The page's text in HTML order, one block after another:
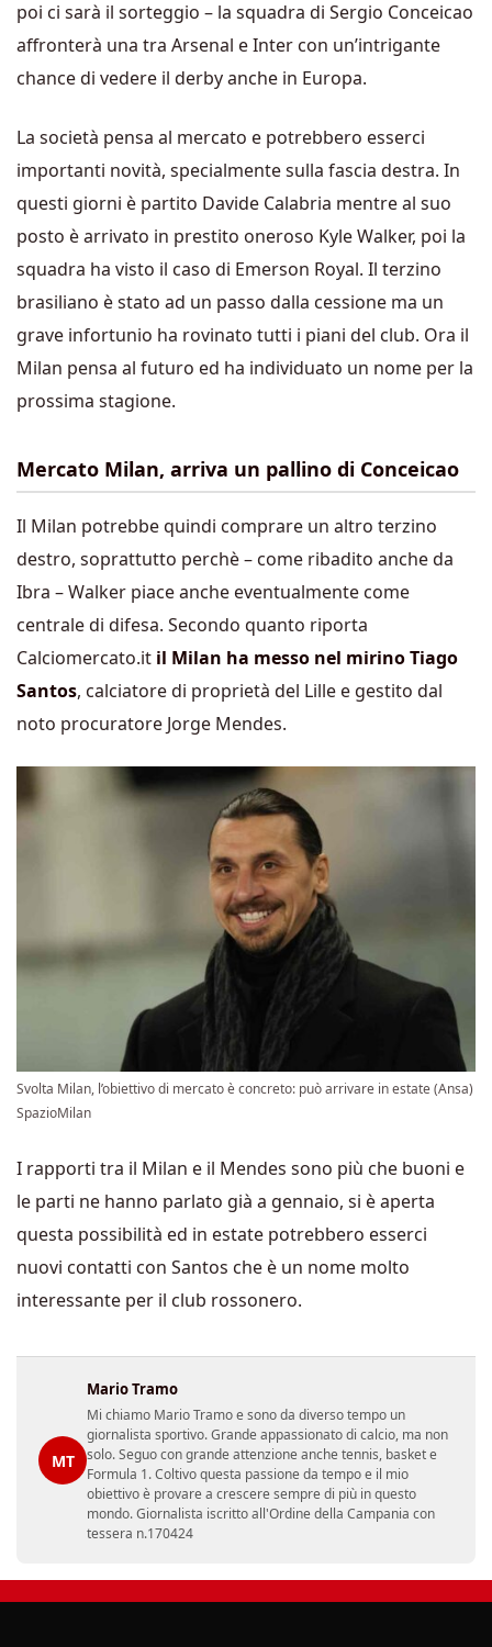
poi ci sarà il sorteggio – la squadra di Sergio Conceicao
affronterà una tra Arsenal e Inter con un’intrigante
chance di vedere il derby anche in Europa.
La società pensa al mercato e potrebbero esserci
importanti novità, specialmente sulla fascia destra. In
questi giorni è partito Davide Calabria mentre al suo
posto è arrivato in prestito oneroso Kyle Walker, poi la
squadra ha visto il caso di Emerson Royal. Il terzino
brasiliano è stato ad un passo dalla cessione ma un
grave infortunio ha rovinato tutti i piani del club. Ora il
Milan pensa al futuro ed ha individuato un nome per la
prossima stagione.
Mercato Milan, arriva un pallino di Conceicao
Il Milan potrebbe quindi comprare un altro terzino
destro, soprattutto perchè – come ribadito anche da
Ibra – Walker piace anche eventualmente come
centrale di difesa. Secondo quanto riporta
Calciomercato.it il Milan ha messo nel mirino Tiago
Santos, calciatore di proprietà del Lille e gestito dal
noto procuratore Jorge Mendes.
Svolta Milan, l’obiettivo di mercato è concreto: può arrivare in estate (Ansa)
SpazioMilan
I rapporti tra il Milan e il Mendes sono più che buoni e
le parti ne hanno parlato già a gennaio, si è aperta
questa possibilità ed in estate potrebbero esserci
nuovi contatti con Santos che è un nome molto
interessante per il club rossonero.
MT
Mario Tramo
Mi chiamo Mario Tramo e sono da diverso tempo un
giornalista sportivo. Grande appassionato di calcio, ma non
solo. Seguo con grande attenzione anche tennis, basket e
Formula 1. Coltivo questa passione da tempo e il mio
obiettivo è provare a crescere sempre di più in questo
mondo. Giornalista iscritto all'Ordine della Campania con
tessera n.170424